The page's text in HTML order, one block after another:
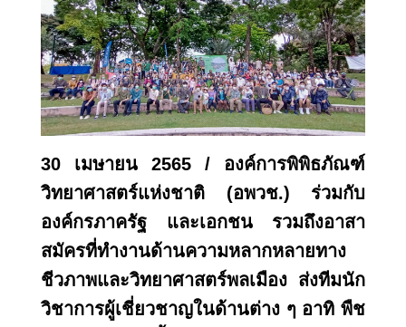
30 เมษายน 2565 / องค์การพิพิธภัณฑ์
วิทยาศาสตร์แห่งชาติ (อพวช.) ร่วมกับ
องค์กรภาครัฐ และเอกชน รวมถึงอาสา
สมัครที่ทำงานด้านความหลากหลายทาง
ชีวภาพและวิทยาศาสตร์พลเมือง ส่งทีมนัก
วิชาการผู้เชี่ยวชาญในด้านต่าง ๆ อาทิ พืช